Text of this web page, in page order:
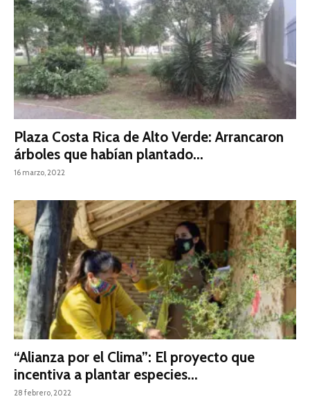
Plaza Costa Rica de Alto Verde: Arrancaron
árboles que habían plantado...
16 marzo, 2022
“Alianza por el Clima”: El proyecto que
incentiva a plantar especies...
28 febrero, 2022